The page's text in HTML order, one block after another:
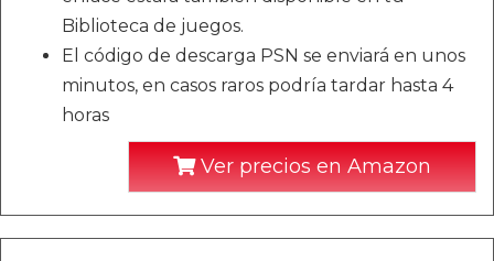
Biblioteca de juegos.
El código de descarga PSN se enviará en unos
minutos, en casos raros podría tardar hasta 4
horas
Ver precios en Amazon